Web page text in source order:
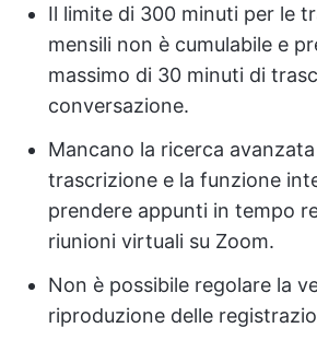
Il limite di 300 minuti per le
mensili non è cumulabile e
massimo di 30 minuti di
conversazione.
Mancano la ricerca
trascrizione e la funzione
prendere appunti in tempo
riunioni virtuali su Zoom.
Non è possibile regolare la
riproduzione delle